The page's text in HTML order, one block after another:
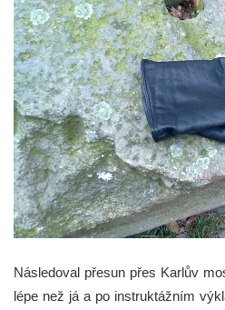
Následoval přesun přes Karlův
lépe než já a po instruktážním